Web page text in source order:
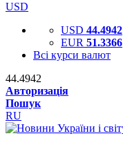
USD
USD 44.4942
EUR 51.3366
Всі курси валют
44.4942
Авторизація
Пошук
RU